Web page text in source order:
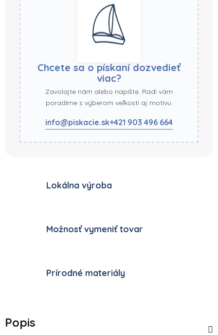
Chcete sa o pískaní dozvedieť
viac?
Zavolajte nám alebo napíšte. Radi vám
poradíme s výberom veľkosti aj motívu.
info@piskacie.sk+421 903 496 664
Lokálna výroba
Možnosť vymeniť tovar
Prírodné materiály
Popis